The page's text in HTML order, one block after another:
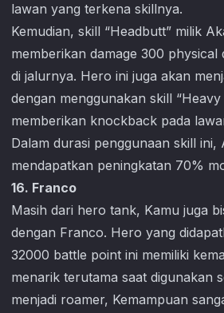
lawan yang terkena skillnya.
Kemudian, skill “Headbutt” milik
memberikan damage 300 physical
di jalurnya. Hero ini juga akan
dengan menggunakan skill “Heavy
memberikan knockback pada
Dalam durasi penggunaan skill ini,
mendapatkan peningkatan 70%
16. Franco
Masih dari hero tank, Kamu juga
dengan Franco. Hero yang
32000 battle point ini memiliki
menarik terutama saat digunakan
menjadi roamer, Kemampuan